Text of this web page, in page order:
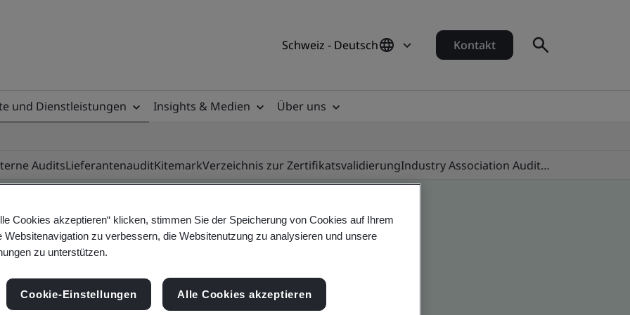
Schweiz - Deutsch Kontakt
und Dienstleistungen Insights & Medien
Über uns
AuditsLieferantenauditKitemarkVerzeichnis zur Zertifikatsvalidierung Industry Association Audit Programmes
- Validation and Verification, Swiss and global companies
Cookies akzeptieren“ klicken, stimmen Sie der Speicherung von Cookies auf Ihrem
Websitenavigation zu verbessern, die Websitenutzung zu analysieren und unsere
zu unterstützen.
Cookie-Einstellungen Alle Cookies akzeptieren